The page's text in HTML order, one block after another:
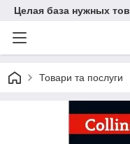
Целая база нужных
Товари та послуги